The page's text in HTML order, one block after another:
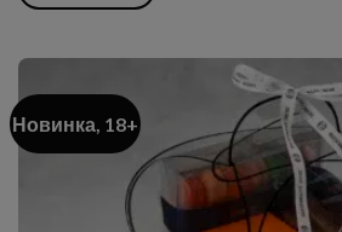
Новинка, 18+